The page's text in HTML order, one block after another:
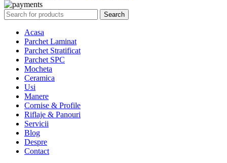
Search
Acasa
Parchet Laminat
Parchet Stratificat
Parchet SPC
Mocheta
Ceramica
Usi
Manere
Cornise & Profile
Riflaje & Panouri
Servicii
Blog
Despre
Contact